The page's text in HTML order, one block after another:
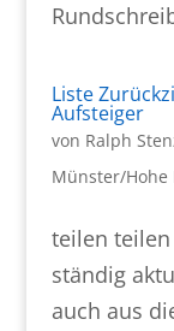
Liste
Aufsteiger
von Ralph
Münster/Hohe
teilen teilen
ständig
auch aus